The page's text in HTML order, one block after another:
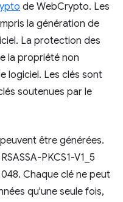
de WebCrypto. Les
la génération de
La protection des
la propriété non
logiciel. Les clés sont
soutenues par le
être générées.
PKCS1-V1_5
Chaque clé ne peut
qu'une seule fois,